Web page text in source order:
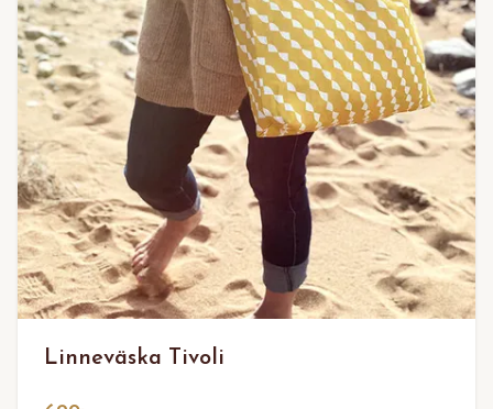
Linneväska Tivoli